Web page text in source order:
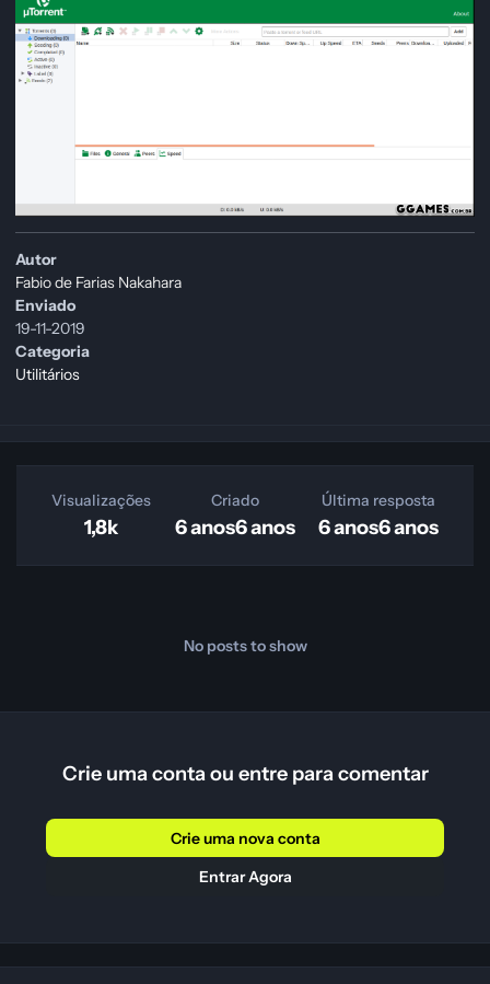
Autor
Fabio de Farias Nakahara
Enviado
19-11-2019
Categoria
Utilitários
Visualizações
1,8k
Criado
6 anos6 anos
Última resposta
6 anos6 anos
No posts to show
Crie uma conta ou entre para comentar
Crie uma nova conta
Entrar Agora